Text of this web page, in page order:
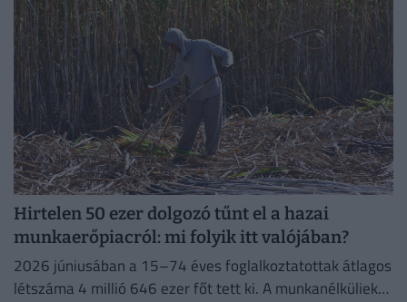
Hirtelen 50 ezer dolgozó tűnt el a hazai
munkaerőpiacról: mi folyik itt valójában?
2026 júniusában a 15–74 éves foglalkoztatottak átlagos
létszáma 4 millió 646 ezer főt tett ki. A munkanélküliek